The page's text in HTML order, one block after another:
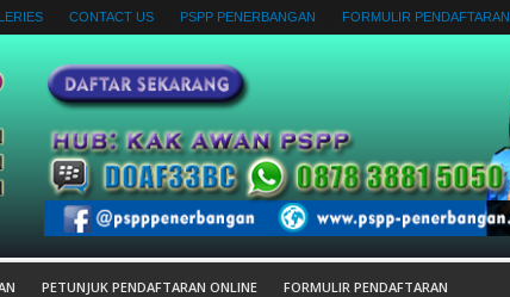
CONTACT US PSPP PENERBANGAN FORMULIR PENDAFTARAN
PETUNJUK PENDAFTARAN ONLINE FORMULIR PENDAFTARAN